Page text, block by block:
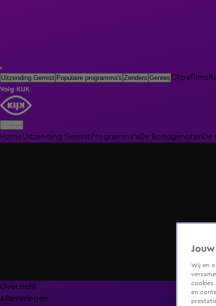
Uitzending Gemist Populaire programma's Zenders Genres ClipsFilms
Volg KIJK
HomeUitzending GemistProgramma'sDe BondgenotenDe
Overzicht
Afleveringen
Wij en
cookies
en